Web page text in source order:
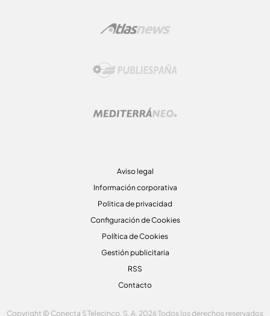
Aviso legal
Información corporativa
Politica de privacidad
Configuración de Cookies
Política de Cookies
Gestión publicitaria
RSS
Contacto
Copyright © Conecta 5 Telecinco, S. A. 2026 Todos los derechos reservados